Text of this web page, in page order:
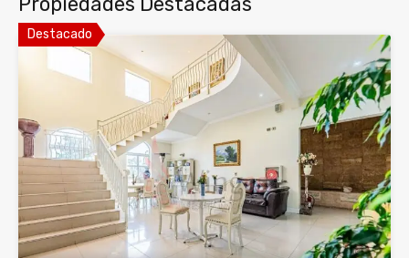
Destacado